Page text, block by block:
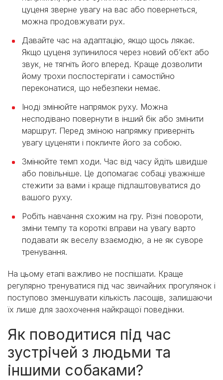
цуценя зверне увагу на вас або повернеться,
можна продовжувати рух.
Давайте час на адаптацію, якщо щось лякає.
Якщо цуценя зупинилося через новий об’єкт або
звук, не тягніть його вперед. Краще дозволити
йому трохи поспостерігати і самостійно
переконатися, що небезпеки немає.
Іноді змінюйте напрямок руху. Можна
несподівано повернути в інший бік або змінити
маршрут. Перед зміною напрямку приверніть
увагу цуценяти і покличте його за собою.
Змінюйте темп ходи. Час від часу йдіть швидше
або повільніше. Це допомагає собаці уважніше
стежити за вами і краще підлаштовуватися до
вашого руху.
Робіть навчання схожим на гру. Різні повороти,
зміни темпу та короткі вправи на увагу варто
подавати як веселу взаємодію, а не як суворе
тренування.
На цьому етапі важливо не поспішати. Краще
регулярно тренуватися під час звичайних прогулянок і
поступово зменшувати кількість ласощів, залишаючи
їх лише для заохочення найкращої поведінки.
Як поводитися під час
зустрічей з людьми та
іншими собаками?